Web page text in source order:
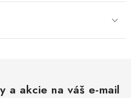
a akcie na váš e-mail